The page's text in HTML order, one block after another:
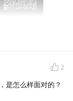
2
是怎么样面对的？